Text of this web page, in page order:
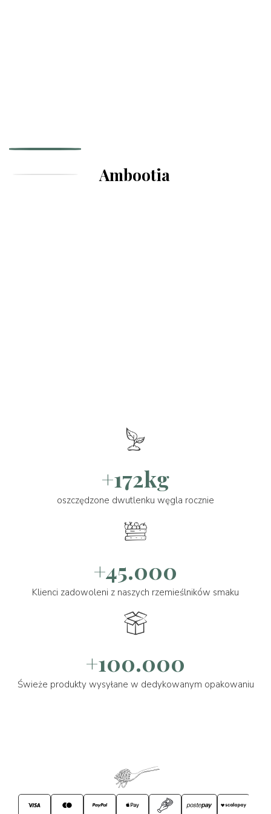
Ambootia
+172kg
oszczędzone dwutlenku węgla rocznie
+45.000
Klienci zadowoleni z naszych rzemieślników smaku
+100.000
Świeże produkty wysyłane w dedykowanym opakowaniu